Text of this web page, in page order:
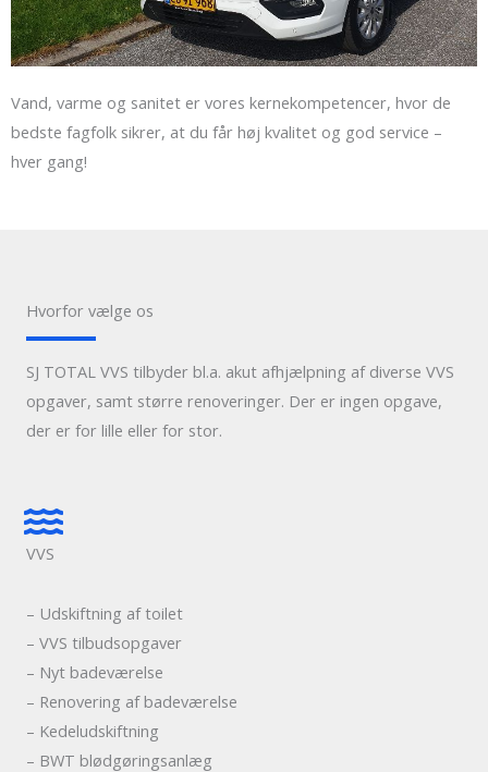
Vand, varme og sanitet er vores kernekompetencer, hvor de
bedste fagfolk sikrer, at du får høj kvalitet og god service –
hver gang!
Hvorfor vælge os
SJ TOTAL VVS tilbyder bl.a. akut afhjælpning af diverse VVS
opgaver, samt større renoveringer. Der er ingen opgave,
der er for lille eller for stor.
VVS
– Udskiftning af toilet
– VVS tilbudsopgaver
– Nyt badeværelse
– Renovering af badeværelse
– Kedeludskiftning
– BWT blødgøringsanlæg